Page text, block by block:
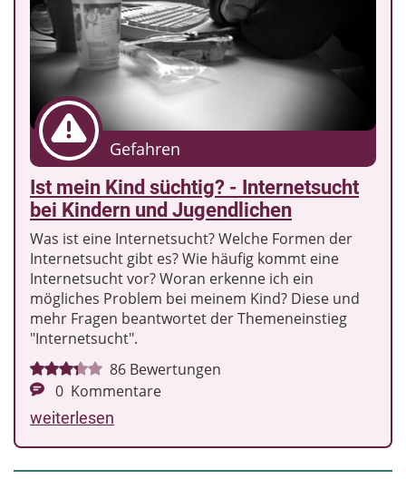
Gefahren
Ist mein Kind süchtig? - Internetsucht
bei Kindern und Jugendlichen
Was ist eine Internetsucht? Welche Formen der
Internetsucht gibt es? Wie häufig kommt eine
Internetsucht vor? Woran erkenne ich ein
mögliches Problem bei meinem Kind? Diese und
mehr Fragen beantwortet der Themeneinstieg
"Internetsucht".
86 Bewertungen
0 Kommentare
weiterlesen